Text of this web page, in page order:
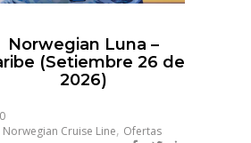
Norwegian Luna –
(Setiembre 26 de
2026)
0
Norwegian Cruise Line, Ofertas